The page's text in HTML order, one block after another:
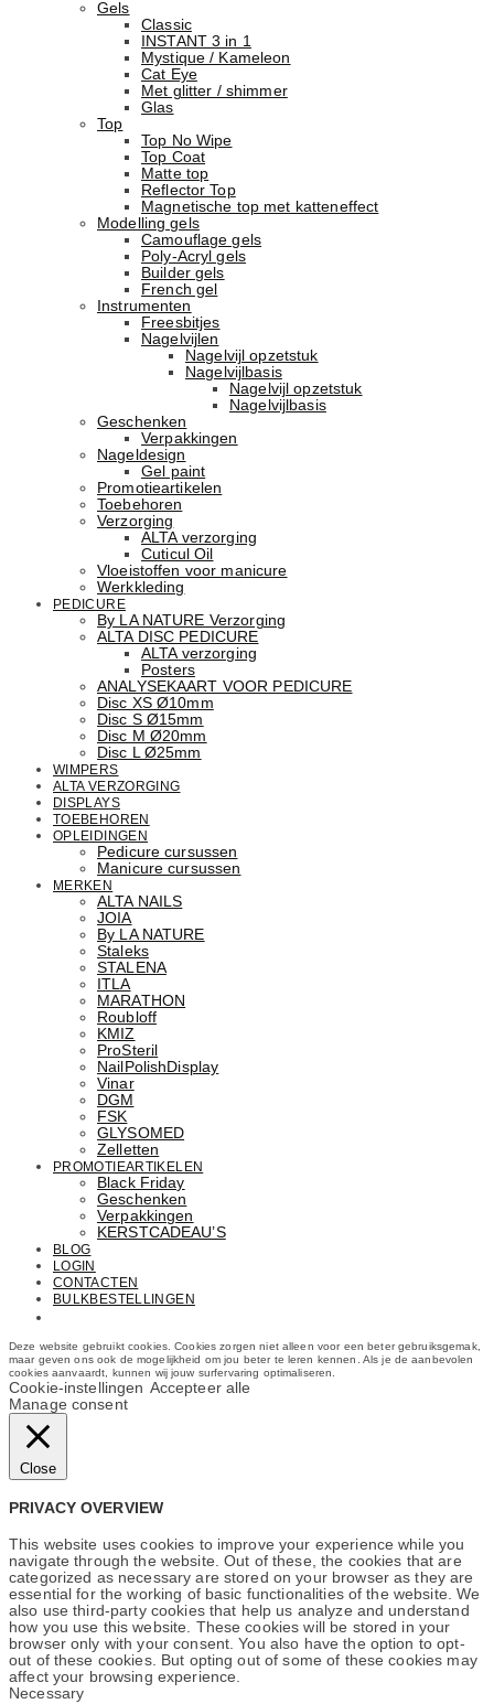
Gels
Classic
INSTANT 3 in 1
Mystique / Kameleon
Cat Eye
Met glitter / shimmer
Glas
Top
Top No Wipe
Top Coat
Matte top
Reflector Top
Magnetische top met katteneffect
Modelling gels
Camouflage gels
Poly-Acryl gels
Builder gels
French gel
Instrumenten
Freesbitjes
Nagelvijlen
Nagelvijl opzetstuk
Nagelvijlbasis
Nagelvijl opzetstuk
Nagelvijlbasis
Geschenken
Verpakkingen
Nageldesign
Gel paint
Promotieartikelen
Toebehoren
Verzorging
ALTA verzorging
Cuticul Oil
Vloeistoffen voor manicure
Werkkleding
PEDICURE
By LA NATURE Verzorging
ALTA DISC PEDICURE
ALTA verzorging
Posters
ANALYSEKAART VOOR PEDICURE
Disc XS Ø10mm
Disc S Ø15mm
Disc M Ø20mm
Disc L Ø25mm
WIMPERS
ALTA VERZORGING
DISPLAYS
TOEBEHOREN
OPLEIDINGEN
Pedicure cursussen
Manicure cursussen
MERKEN
ALTA NAILS
JOIA
By LA NATURE
Staleks
STALENA
ITLA
MARATHON
Roubloff
KMIZ
ProSteril
NailPolishDisplay
Vinar
DGM
FSK
GLYSOMED
Zelletten
PROMOTIEARTIKELEN
Black Friday
Geschenken
Verpakkingen
KERSTCADEAU’S
BLOG
LOGIN
CONTACTEN
BULKBESTELLINGEN
Deze website gebruikt cookies. Cookies zorgen niet alleen voor een beter gebruiksgemak,
maar geven ons ook de mogelijkheid om jou beter te leren kennen. Als je de aanbevolen
cookies aanvaardt, kunnen wij jouw surfervaring optimaliseren.
Cookie-instellingen Accepteer alle
Manage consent
Close
PRIVACY OVERVIEW
This website uses cookies to improve your experience while you
navigate through the website. Out of these, the cookies that are
categorized as necessary are stored on your browser as they are
essential for the working of basic functionalities of the website. We
also use third-party cookies that help us analyze and understand
how you use this website. These cookies will be stored in your
browser only with your consent. You also have the option to opt-
out of these cookies. But opting out of some of these cookies may
affect your browsing experience.
Necessary